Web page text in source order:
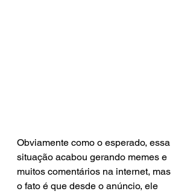
Obviamente como o esperado, essa
situação acabou gerando memes e
muitos comentários na internet, mas
o fato é que desde o anúncio, ele